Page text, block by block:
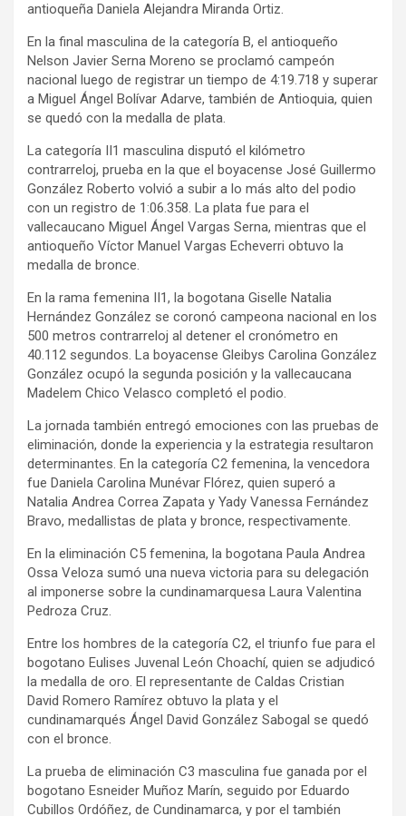
antioqueña Daniela Alejandra Miranda Ortiz.
En la final masculina de la categoría B, el antioqueño
Nelson Javier Serna Moreno se proclamó campeón
nacional luego de registrar un tiempo de 4:19.718 y superar
a Miguel Ángel Bolívar Adarve, también de Antioquia, quien
se quedó con la medalla de plata.
La categoría II1 masculina disputó el kilómetro
contrarreloj, prueba en la que el boyacense José Guillermo
González Roberto volvió a subir a lo más alto del podio
con un registro de 1:06.358. La plata fue para el
vallecaucano Miguel Ángel Vargas Serna, mientras que el
antioqueño Víctor Manuel Vargas Echeverri obtuvo la
medalla de bronce.
En la rama femenina II1, la bogotana Giselle Natalia
Hernández González se coronó campeona nacional en los
500 metros contrarreloj al detener el cronómetro en
40.112 segundos. La boyacense Gleibys Carolina González
González ocupó la segunda posición y la vallecaucana
Madelem Chico Velasco completó el podio.
La jornada también entregó emociones con las pruebas de
eliminación, donde la experiencia y la estrategia resultaron
determinantes. En la categoría C2 femenina, la vencedora
fue Daniela Carolina Munévar Flórez, quien superó a
Natalia Andrea Correa Zapata y Yady Vanessa Fernández
Bravo, medallistas de plata y bronce, respectivamente.
En la eliminación C5 femenina, la bogotana Paula Andrea
Ossa Veloza sumó una nueva victoria para su delegación
al imponerse sobre la cundinamarquesa Laura Valentina
Pedroza Cruz.
Entre los hombres de la categoría C2, el triunfo fue para el
bogotano Eulises Juvenal León Choachí, quien se adjudicó
la medalla de oro. El representante de Caldas Cristian
David Romero Ramírez obtuvo la plata y el
cundinamarqués Ángel David González Sabogal se quedó
con el bronce.
La prueba de eliminación C3 masculina fue ganada por el
bogotano Esneider Muñoz Marín, seguido por Eduardo
Cubillos Ordóñez, de Cundinamarca, y por el también